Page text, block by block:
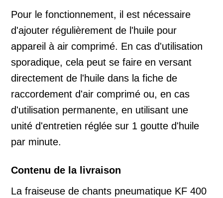
Pour le fonctionnement, il est nécessaire
d'ajouter régulièrement de l'huile pour
appareil à air comprimé. En cas d'utilisation
sporadique, cela peut se faire en versant
directement de l'huile dans la fiche de
raccordement d'air comprimé ou, en cas
d'utilisation permanente, en utilisant une
unité d'entretien réglée sur 1 goutte d'huile
par minute.
Contenu de la livraison
La fraiseuse de chants pneumatique KF 400